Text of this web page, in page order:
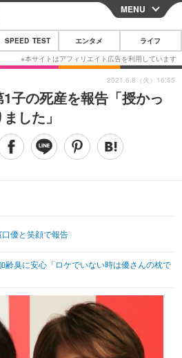
CLOSE
スマートフォン
その他
映画・ドラマ
その他
MENU
SPEED TEST エンタメ ライフ
子の死産を報告「授かっ
した」
優と笑顔で報告
齢臭に安心「ロケでいない時は優さんの枕で
2021.6.8（火）16:55